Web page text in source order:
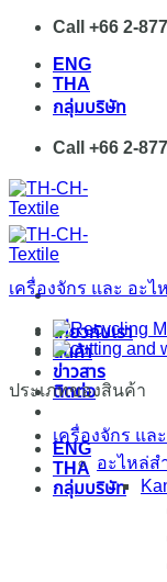
Skip
content
Call +66 2-
ENG
THA
กลุ่มบริษัท
Call +66 2-
เกี่ยวกับเรา
สินค้า
ข่าวสาร
ติดต่อ
ENG
THA
กลุ่มบริษัท
เครื่องจักร และ อะไ
ประเภทของสินค้า
เครื่องจักร แล
อะไหล่ส